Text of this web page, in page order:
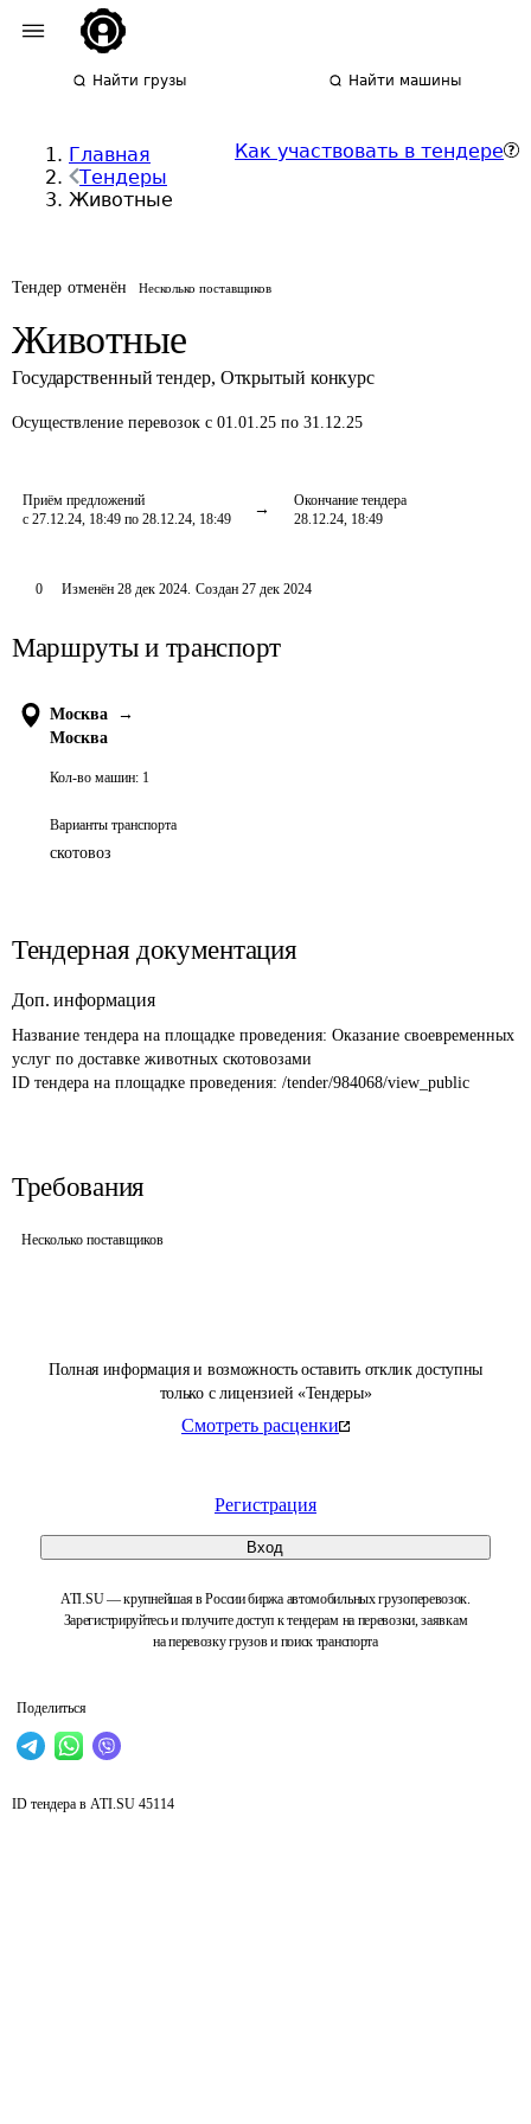
Найти грузы Найти машины
Главная
Тендеры
Животные
Как участвовать в тендере
Тендер отменён Несколько поставщиков
Животные
Государственный тендер, Открытый конкурс
Осуществление перевозок с 01.01.25 по 31.12.25
Приём предложений
с 27.12.24, 18:49 по 28.12.24, 18:49
Окончание тендера
28.12.24, 18:49
Полная информация и возможность оставить отклик доступны
только с лицензией «Тендеры»
Смотреть расценки
Регистрация
Вход
ATI.SU — крупнейшая в России биржа автомобильных грузоперевозок.
Зарегистрируйтесь и получите доступ к тендерам на перевозки, заявкам
на перевозку грузов и поиск транспорта
Поделиться
0 Изменён 28 дек 2024. Создан 27 дек 2024
Маршруты и транспорт
Москва
→
Москва
Кол-во машин: 1
Варианты транспорта
скотовоз
Тендерная документация
Доп. информация
Название тендера на площадке проведения: Оказание своевременных
услуг по доставке животных скотовозами
ID тендера на площадке проведения: /tender/984068/view_public
Требования
Несколько поставщиков
ID тендера в ATI.SU 45114